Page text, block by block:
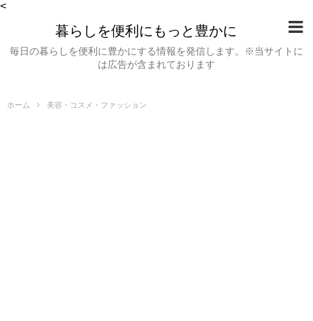
<
暮らしを便利にもっと豊かに
毎日の暮らしを便利に豊かにする情報を発信します。※当サイトに
は広告が含まれております
ホーム 美容・コスメ・ファッション